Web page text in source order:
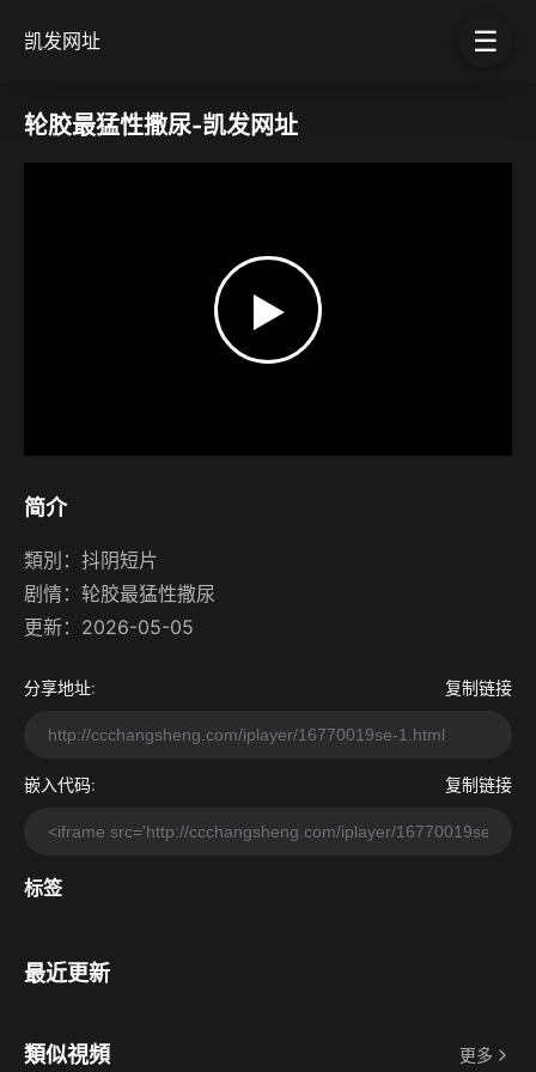
凯发网址 ☰
轮胶最猛性撒尿-凯发网址
▶
简介
類別： 抖阴短片
剧情： 轮胶最猛性撒尿
更新：2026-05-05
分享地址: 复制链接
嵌入代码: 复制链接
标签
最近更新
類似視頻 更多